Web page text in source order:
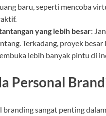
baru, seperti mencoba
yang lebih besar:
Terkadang, proyek
lebih banyak pintu di
Personal
branding sangat penting